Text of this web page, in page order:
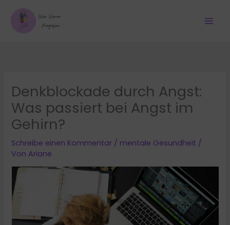
Inhalt
Denkblockade durch Angst:
Was passiert bei Angst im
Gehirn?
Schreibe einen Kommentar / mentale Gesundheit /
Von Ariane